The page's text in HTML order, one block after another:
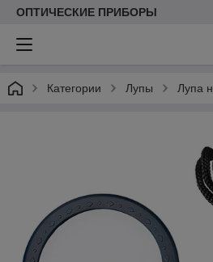
ОПТИЧЕСКИЕ ПРИБОРЫ
Категории Лупы Лупа